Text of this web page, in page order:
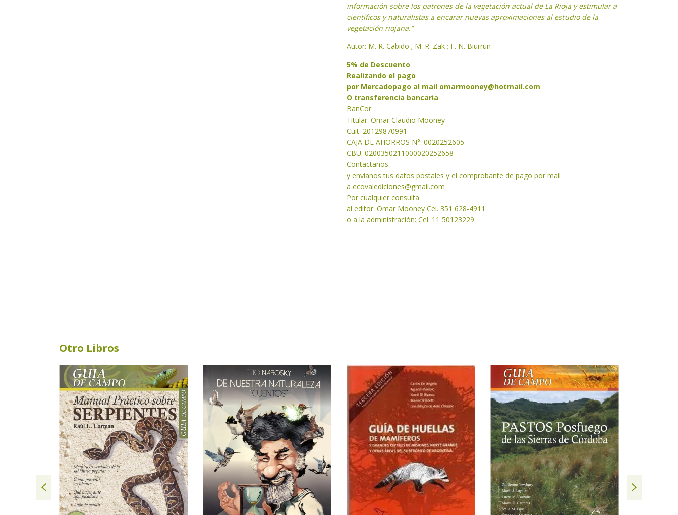
información sobre los patrones de la vegetación actual de La Rioja y estimular a
científicos y naturalistas a encarar nuevas aproximaciones al estudio de la
vegetación riojana.”
Autor: M. R. Cabido ; M. R. Zak ; F. N. Biurrun
5% de Descuento
Realizando el pago
por Mercadopago al mail omarmooney@hotmail.com
O transferencia bancaria
BanCor
Titular: Omar Claudio Mooney
Cuit: 20129870991
CAJA DE AHORROS N°: 0020252605
CBU: 0200350211000020252658
Contactanos
y envianos tus datos postales y el comprobante de pago por mail
a ecovalediciones@gmail.com
Por cualquier consulta
al editor: Omar Mooney Cel. 351 628-4911
o a la administración: Cel. 11 50123229
Otro Libros